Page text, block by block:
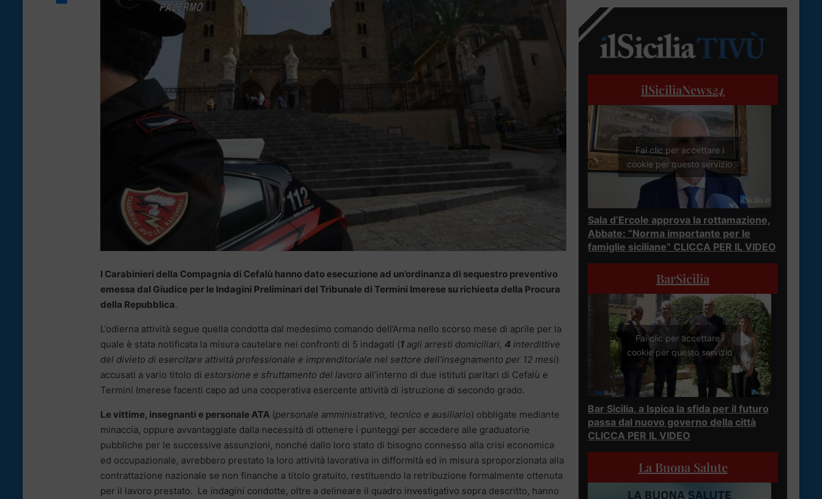
I Carabinieri della Compagnia di Cefalù hanno dato esecuzione ad un’ordinanza di sequestro preventivo
emessa dal Giudice per le Indagini Preliminari del Tribunale di Termini Imerese su richiesta della Procura
della Repubblica.
L’odierna attività segue quella condotta dal medesimo comando dell’Arma nello scorso mese di aprile per la
quale è stata notificata la misura cautelare nei confronti di 5 indagati (1 agli arresti domiciliari, 4 interdittive
del divieto di esercitare attività professionale e imprenditoriale nel settore dell’insegnamento per 12 mesi)
accusati a vario titolo di estorsione e sfruttamento del lavoro all’interno di due istituti paritari di Cefalù e
Termini Imerese facenti capo ad una cooperativa esercente attività di istruzione di secondo grado.
Le vittime, insegnanti e personale ATA (personale amministrativo, tecnico e ausiliario) obbligate mediante
minaccia, oppure avvantaggiate dalla necessità di ottenere i punteggi per accedere alle graduatorie
pubbliche per le successive assunzioni, nonché dallo loro stato di bisogno connesso alla crisi economica
ed occupazionale, avrebbero prestato la loro attività lavorativa in difformità ed in misura sproporzionata alla
contrattazione nazionale se non finanche a titolo gratuito, restituendo la retribuzione formalmente ottenuta
per il lavoro prestato. Le indagini condotte, oltre a delineare il quadro investigativo sopra descritto, hanno
ilSiciliaNews24
Fai clic per accettare i
cookie per questo servizio
Sala d’Ercole approva la rottamazione,
Abbate: “Norma importante per le
famiglie siciliane” CLICCA PER IL VIDEO
BarSicilia
Fai clic per accettare i
cookie per questo servizio
Bar Sicilia, a Ispica la sfida per il futuro
passa dal nuovo governo della città
CLICCA PER IL VIDEO
La Buona Salute